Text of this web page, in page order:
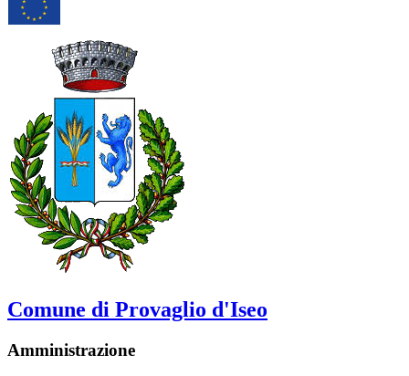
Comune di Provaglio d'Iseo
Amministrazione